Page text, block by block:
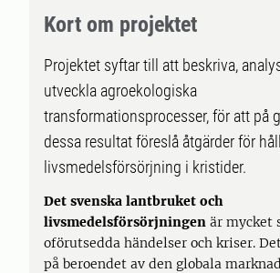
Kort om projektet
Projektet syftar till att beskriva,
utveckla agroekologiska
transformationsprocesser, för att på
dessa resultat föreslå åtgärder för
livsmedelsförsörjning i kristider.
Det svenska lantbruket och
livsmedelsförsörjningen är mycket
oförutsedda händelser och kriser.
på beroendet av den globala